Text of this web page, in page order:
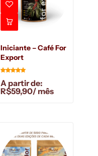
Iniciante – Café For
Export
A partir de:
R$59,90/ mês